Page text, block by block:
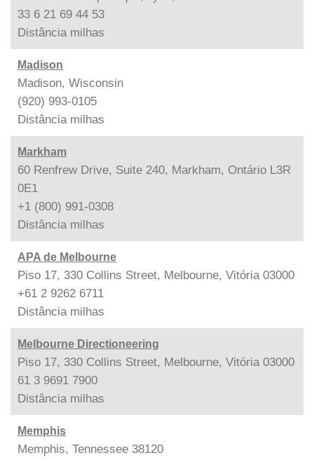
33 6 21 69 44 53
Distância milhas
Madison
Madison, Wisconsin
(920) 993-0105
Distância milhas
Markham
60 Renfrew Drive, Suite 240, Markham, Ontário L3R
0E1
+1 (800) 991-0308
Distância milhas
APA de Melbourne
Piso 17, 330 Collins Street, Melbourne, Vitória 03000
+61 2 9262 6711
Distância milhas
Melbourne Directioneering
Piso 17, 330 Collins Street, Melbourne, Vitória 03000
61 3 9691 7900
Distância milhas
Memphis
Memphis, Tennessee 38120